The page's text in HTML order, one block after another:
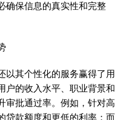
确保信息的真实性和完整
以其个性化的服务赢得了用
户的收入水平、职业背景和
审批通过率。例如，针对高
贷款额度和更低的利率；而